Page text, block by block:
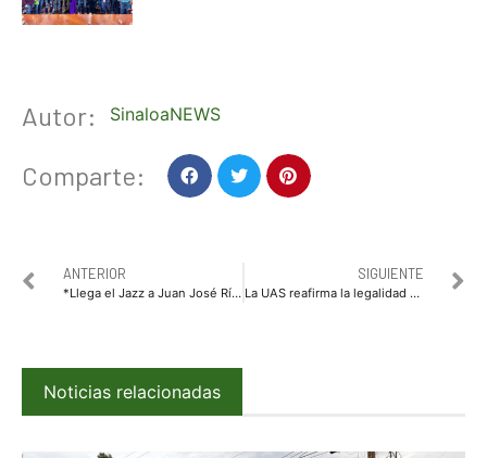
Autor: SinaloaNEWS
Comparte:
ANTERIOR
*Llega el Jazz a Juan José Ríos con presentación del Cuarteto de Alan González en el FIUC 2026.*
SIGUIENTE
La UAS reafirma la legalidad de su reingeniería financiera; sostiene los amparos presentados por algunos jubilados no tienen sustento y son improcedentes
Noticias relacionadas